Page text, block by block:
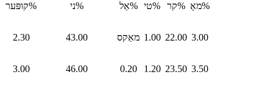
קופּער% ני% אַל% טי% קר% מאָ%
2.30 43.00 מאַקס 1.00 22.00 3.00
3.00 46.00 0.20 1.20 23.50 3.50